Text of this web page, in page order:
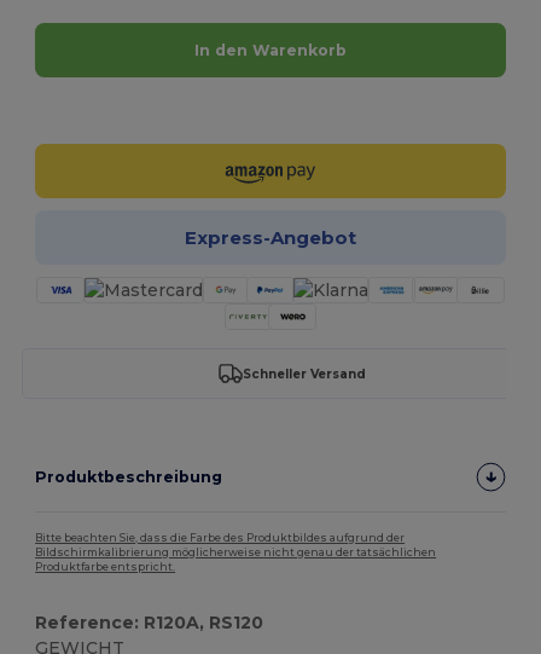
In den Warenkorb
Express-Angebot
Schneller Versand
Produktbeschreibung
Bitte beachten Sie, dass die Farbe des Produktbildes aufgrund der
Bildschirmkalibrierung möglicherweise nicht genau der tatsächlichen
Produktfarbe entspricht.
Reference: R120A, RS120
GEWICHT